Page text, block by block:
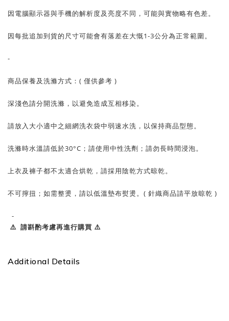
因電腦顯示器與手機的解析度及亮度不同，可能與實物略有色差。
因每批追加到貨的尺寸可能會有落差在大慨1-3公分為正常範圍。
-
商品保養及洗滌方式：( 僅供參考 )
深淺色請分開洗滌，以避免造成互相移染。
請放入大小適中之細網洗衣袋中弱速水洗，以保持商品型態。
洗滌時水溫請低於30°C；請使用中性洗劑；請勿長時間浸泡。
上衣及褲子都不太適合烘乾，請採用陰乾方式晾乾。
不可擰扭；如需整燙，請以低溫墊布熨燙。( 針織商品請平放晾乾 )
-
⚠️ 請斟酌考慮再進行購買 ⚠️
Additional Details